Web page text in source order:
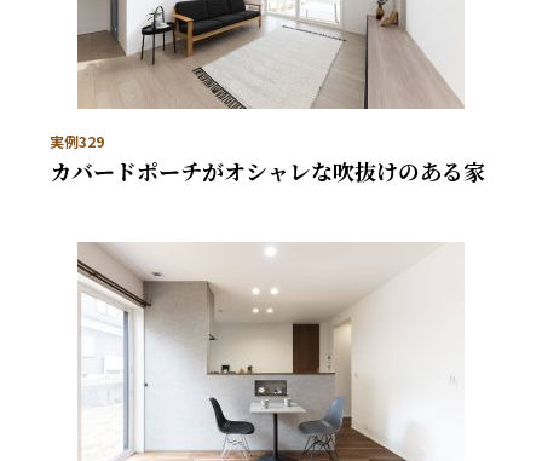
実例329
カバードポーチがオシャレな吹抜けのある家